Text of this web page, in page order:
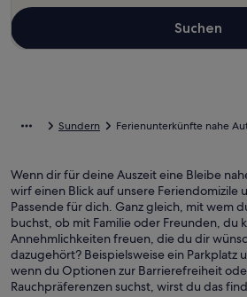
Suchen
Sundern Ferienunterkünfte nahe
Wenn dir für deine Auszeit eine Bleibe
wirf einen Blick auf unsere Feriendomizile
Passende für dich. Ganz gleich, mit wem
buchst, ob mit Familie oder Freunden, du
Annehmlichkeiten freuen, die du dir
dazugehört? Beispielsweise ein Parkplatz
wenn du Optionen zur Barrierefreiheit
Rauchpräferenzen suchst, wirst du das